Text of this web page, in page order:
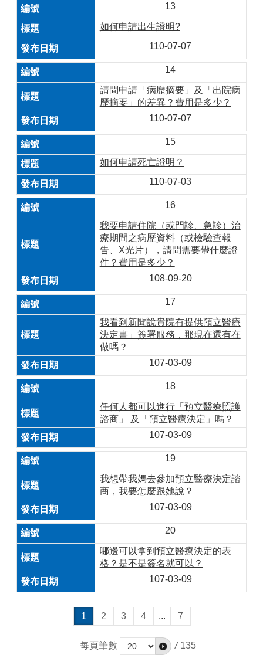
13
如何申請出生證明?
110-07-07
14
請問申請「病歷摘要」及「出院病
歷摘要」的差異？費用是多少？
110-07-07
15
如何申請死亡證明？
110-07-03
16
我要申請住院（或門診、急診）治
療期間之病歷資料（或檢驗查報
告、X光片），請問需要帶什麼證
件？費用是多少？
108-09-20
17
我看到新聞說貴院有提供預立醫療
決定書」簽署服務，那現在還有在
做嗎？
107-03-09
18
任何人都可以進行「預立醫療照護
諮商」 及「預立醫療決定」嗎？
107-03-09
19
我想帶我媽去參加預立醫療決定諮
商，我要怎麼跟她說？
107-03-09
20
哪邊可以拿到預立醫療決定的表
格？是不是簽名就可以？
107-03-09
1 2 3 4 ... 7
每頁筆數 / 135